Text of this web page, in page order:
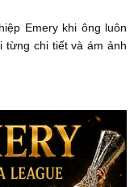
Emery khi ông luôn
từng chi tiết và ám ảnh